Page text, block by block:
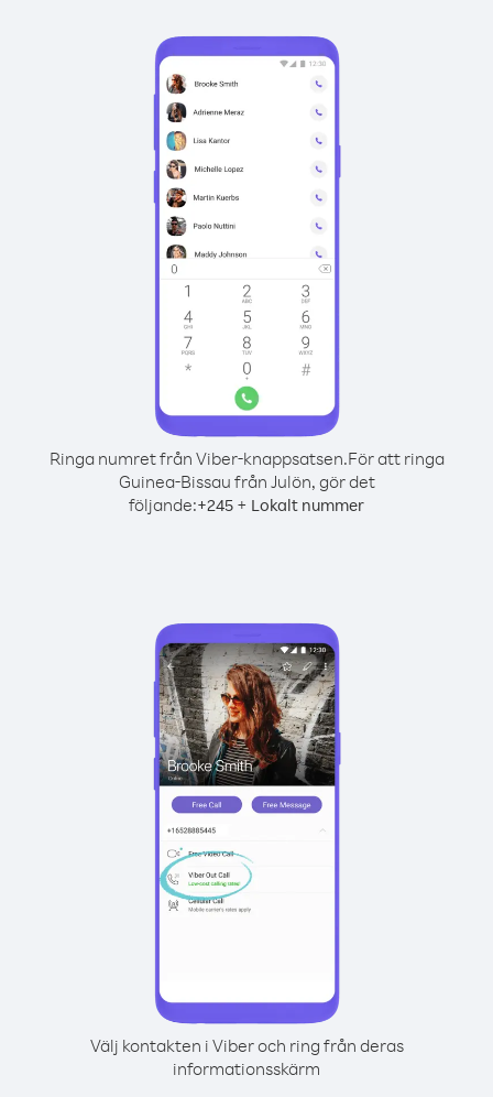
Ringa numret från Viber-knappsatsen.För att ringa
Guinea-Bissau från Julön, gör det
följande:+245 + Lokalt nummer
Välj kontakten i Viber och ring från deras
informationsskärm